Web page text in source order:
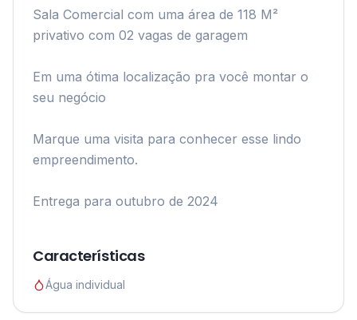
Sala Comercial com uma área de 118 M²
privativo com 02 vagas de garagem
Em uma ótima localização pra você montar o
seu negócio
Marque uma visita para conhecer esse lindo
empreendimento.
Entrega para outubro de 2024
Características
Água individual